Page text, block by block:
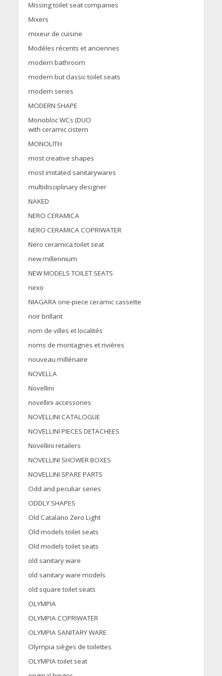
Missing toilet seat companies
Mixers
mixeur de cuisine
Modèles récents et anciennes
modern bathroom
modern but classic toilet seats
modern series
MODERN SHAPE
Monobloc WCs (DUO
with ceramic cistern
MONOLITH
most creative shapes
most imitated sanitarywares
multidisciplinary designer
NAKED
NERO CERAMICA
NERO CERAMICA COPRIWATER
Nero ceramica toilet seat
new millennium
NEW MODELS TOILET SEATS
nexo
NIAGARA one-piece ceramic cassette
noir brillant
nom de villes et localités
noms de montagnes et rivières
nouveau millénaire
NOVELLA
Novellini
novellini accessories
NOVELLINI CATALOGUE
NOVELLINI PIECES DETACHEES
Novellini retailers
NOVELLINI SHOWER BOXES
NOVELLINI SPARE PARTS
Odd and peculiar series
ODDLY SHAPES
Old Catalano Zero Light
Old models toilet seats
Old models toilet seats
old sanitary ware
old sanitary ware models
old square toilet seats
OLYMPIA
OLYMPIA COPRIWATER
OLYMPIA SANITARY WARE
Olympia sièges de toilettes
OLYMPIA toilet seat